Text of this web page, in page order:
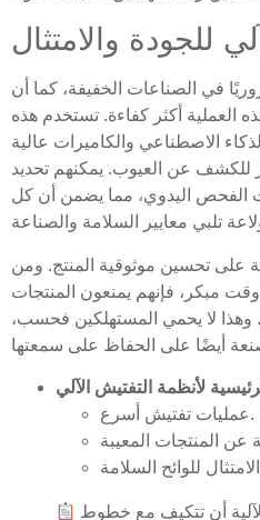
للجودة والامتثال
في الصناعات الخفيفة، كما أن
العملية أكثر كفاءة. تستخدم هذه
الاصطناعي والكاميرات عالية
للكشف عن العيوب. يمكنهم تحديد
الفحص اليدوي، مما يضمن أن كل
على تحسين موثوقية المنتج. ومن
مبكر، فإنهم يمنعون المنتجات
وهذا لا يحمي المستهلكين فحسب،
عمليات تفتيش أسرع.
أن تتكيف مع خطوط